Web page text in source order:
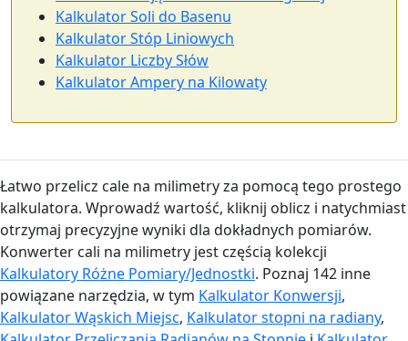
Kalkulator Soli do Basenu
Kalkulator Stóp Liniowych
Kalkulator Liczby Słów
Kalkulator Ampery na Kilowaty
Łatwo przelicz cale na milimetry za pomocą tego prostego
kalkulatora. Wprowadź wartość, kliknij oblicz i natychmiast
otrzymaj precyzyjne wyniki dla dokładnych pomiarów.
Konwerter cali na milimetry jest częścią kolekcji
Kalkulatory Różne Pomiary/Jednostki. Poznaj 142 inne
powiązane narzędzia, w tym Kalkulator Konwersji,
Kalkulator Wąskich Miejsc, Kalkulator stopni na radiany,